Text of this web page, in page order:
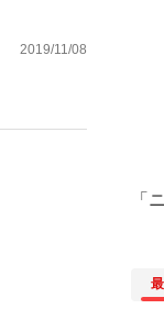
2019/11/08
「